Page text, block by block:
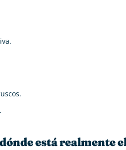
está realmente